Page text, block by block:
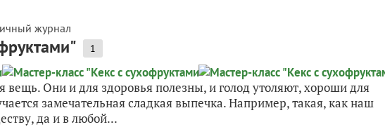
журнал
1
Они и для здоровья полезны, и голод утоляют, хороши для
замечательная сладкая выпечка. Например, такая, как наш
да и в любой...